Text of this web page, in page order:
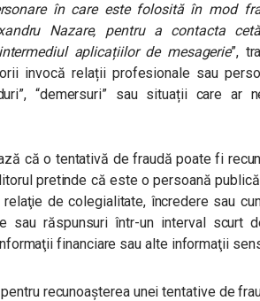
în care este folosită în mod
Nazare, pentru a contacta
aplicațiilor de mesagerie”,
invocă relații profesionale sau
“demersuri” sau situații care ar
că o tentativă de fraudă poate fi
pretinde că este o persoană
de colegialitate, încredere sau
sau răspunsuri într-un interval scurt
financiare sau alte informaţii
recunoașterea unei tentative de